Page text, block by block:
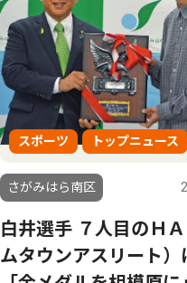
スポーツ トップニュース
さがみはら南区
白井選手 ７人目のＨ
ムタウンアスリート